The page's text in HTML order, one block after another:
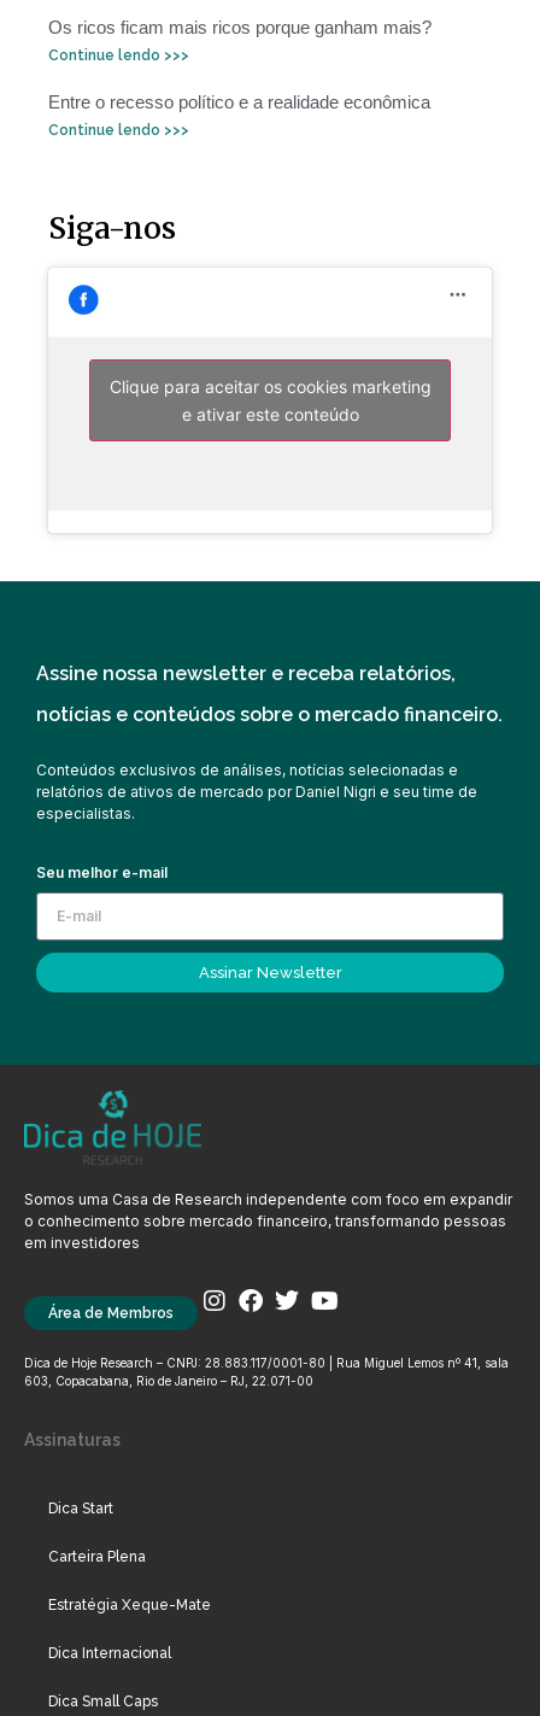
Os ricos ficam mais ricos porque ganham mais?
Continue lendo >>>
Entre o recesso político e a realidade econômica
Continue lendo >>>
Siga-nos
Clique para aceitar os cookies marketing
e ativar este conteúdo
Assine nossa newsletter e receba relatórios,
notícias e conteúdos sobre o mercado financeiro.
Conteúdos exclusivos de análises, notícias selecionadas e
relatórios de ativos de mercado por Daniel Nigri e seu time de
especialistas.
Seu melhor e-mail
Assinar Newsletter
Somos uma Casa de Research independente com foco em expandir
o conhecimento sobre mercado financeiro, transformando pessoas
em investidores
Área de Membros
Dica de Hoje Research – CNPJ: 28.883.117/0001-80 | Rua Miguel Lemos nº 41, sala
603, Copacabana, Rio de Janeiro – RJ, 22.071-00
Assinaturas
Dica Start
Carteira Plena
Estratégia Xeque-Mate
Dica Internacional
Dica Small Caps